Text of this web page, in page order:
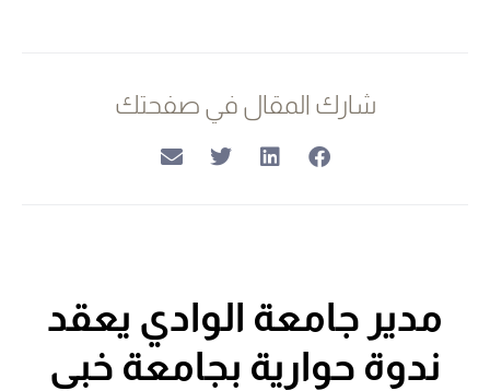
شارك المقال في صفحتك
مدير جامعة الوادي يعقد
ندوة حوارية بجامعة خبي